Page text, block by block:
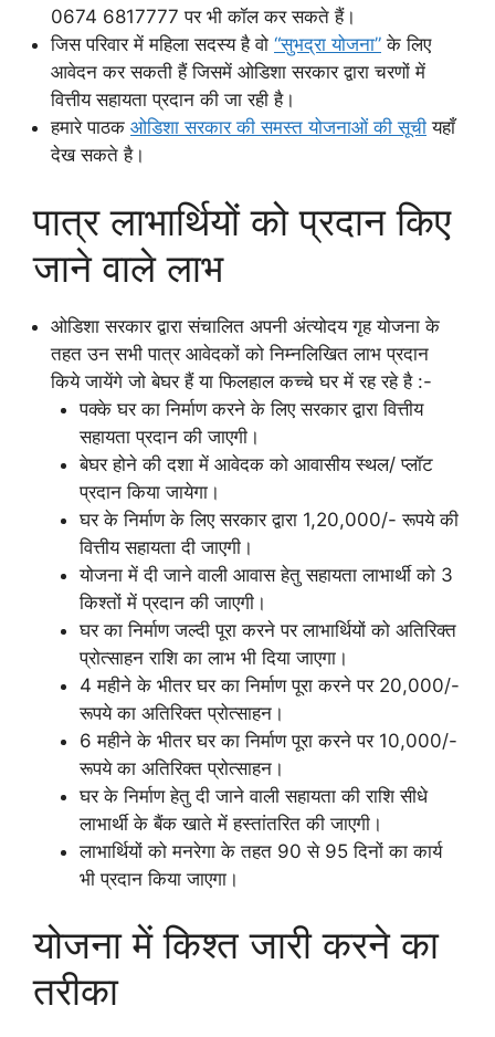
0674 6817777 पर भी कॉल कर सकते हैं।
जिस परिवार में महिला सदस्य है वो “सुभद्रा योजना” के लिए
आवेदन कर सकती हैं जिसमें ओडिशा सरकार द्वारा चरणों में
वित्तीय सहायता प्रदान की जा रही है।
हमारे पाठक ओडिशा सरकार की समस्त योजनाओं की सूची यहाँ
देख सकते है।
पात्र लाभार्थियों को प्रदान किए
जाने वाले लाभ
ओडिशा सरकार द्वारा संचालित अपनी अंत्योदय गृह योजना के
तहत उन सभी पात्र आवेदकों को निम्नलिखित लाभ प्रदान
किये जायेंगे जो बेघर हैं या फिलहाल कच्चे घर में रह रहे है :-
पक्के घर का निर्माण करने के लिए सरकार द्वारा वित्तीय
सहायता प्रदान की जाएगी।
बेघर होने की दशा में आवेदक को आवासीय स्थल/ प्लॉट
प्रदान किया जायेगा।
घर के निर्माण के लिए सरकार द्वारा 1,20,000/- रूपये की
वित्तीय सहायता दी जाएगी।
योजना में दी जाने वाली आवास हेतु सहायता लाभार्थी को 3
किश्तों में प्रदान की जाएगी।
घर का निर्माण जल्दी पूरा करने पर लाभार्थियों को अतिरिक्त
प्रोत्साहन राशि का लाभ भी दिया जाएगा।
4 महीने के भीतर घर का निर्माण पूरा करने पर 20,000/-
रूपये का अतिरिक्त प्रोत्साहन।
6 महीने के भीतर घर का निर्माण पूरा करने पर 10,000/-
रूपये का अतिरिक्त प्रोत्साहन।
घर के निर्माण हेतु दी जाने वाली सहायता की राशि सीधे
लाभार्थी के बैंक खाते में हस्तांतरित की जाएगी।
लाभार्थियों को मनरेगा के तहत 90 से 95 दिनों का कार्य
भी प्रदान किया जाएगा।
योजना में किश्त जारी करने का
तरीका